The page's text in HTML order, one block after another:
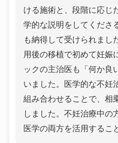
ける施術と、段階に応じ
学的な説明をしてくださ
も納得して受けられまし
用後の移植で初めて妊娠
ックの主治医も「何か良
いました。医学的な不妊
組み合わせることで、相
しました。不妊治療中の
医学の両方を活用するこ